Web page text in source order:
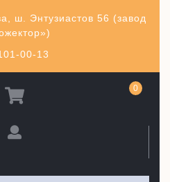
00-13
ш. Энтузиастов 56 (завод
0